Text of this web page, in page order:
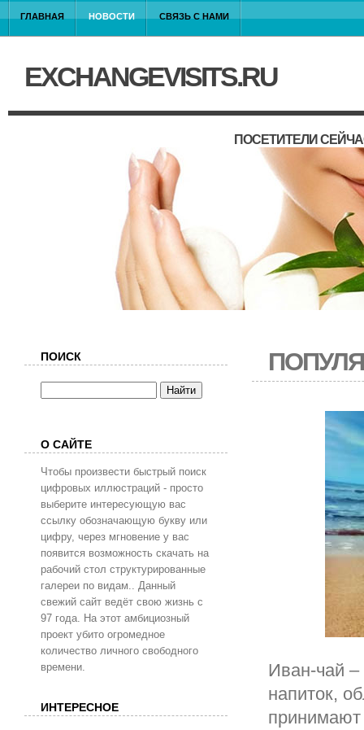
ГЛАВНАЯ НОВОСТИ СВЯЗЬ С НАМИ
EXCHANGEVISITS.RU
ПОСЕТИТЕЛИ
Иван-чай –
напиток,
принимают
ПОИСК
О САЙТЕ
Чтобы произвести быстрый поиск
цифровых иллюстраций - просто
выберите интересующую вас
ссылку обозначающую букву или
цифру, через мгновение у вас
появится возможность скачать на
рабочий стол структурированные
галереи по видам.. Данный
свежий сайт ведёт свою жизнь с
97 года. На этот амбициозный
проект убито огромедное
количество личного свободного
времени.
ИНТЕРЕСНОЕ